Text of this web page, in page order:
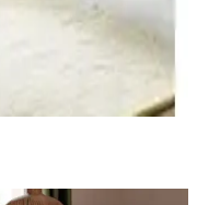
cm ölçüsü, pamuk-
modern yatak
estetik ve dayanıklı